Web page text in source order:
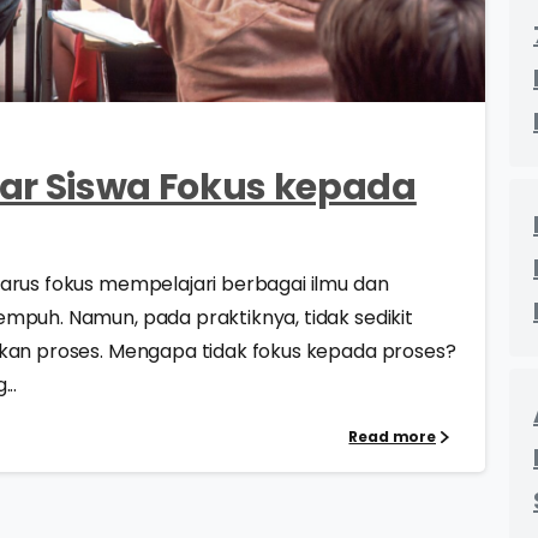
0 2
Siswa Fokus kepada
fokus mempelajari berbagai ilmu dan
Namun, pada praktiknya, tidak sedikit
proses. Mengapa tidak fokus kepada proses?
Read more